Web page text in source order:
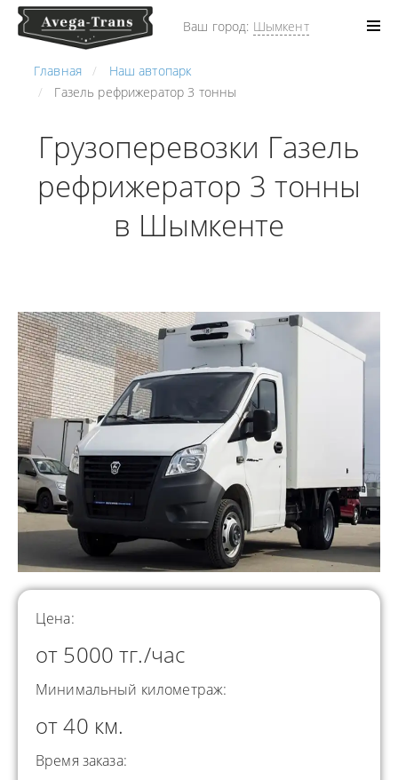
Ваш город: Шымкент
Главная
Наш автопарк
Газель рефрижератор 3 тонны
Грузоперевозки Газель
рефрижератор 3 тонны
в Шымкенте
Цена:
от 5000 тг./час
Минимальный километраж:
от 40 км.
Время заказа: